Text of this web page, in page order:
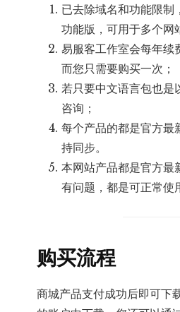
已去除域名和功能限
功能版，可用于多个网
易服客工作室会每年续
而您只需要购买一次；
若只要中文语言包也是
咨询；
每个产品的都是官方最
持同步。
本网站产品都是官方最
有问题，都是可正常使
购买流程
商城产品支付成功后即可下